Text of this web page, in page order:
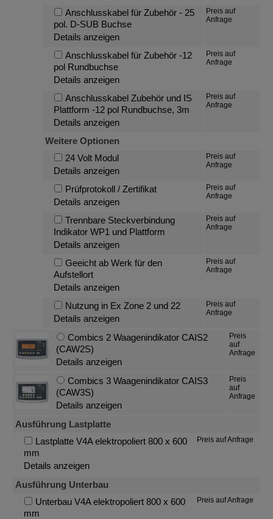
Anschlusskabel für Zubehör - 25
pol. D-SUB Buchse
Details anzeigen
Preis auf
Anfrage
Anschlusskabel für Zubehör -12
pol Rundbuchse
Details anzeigen
Preis auf
Anfrage
Anschlusskabel Zubehör und IS
Plattform -12 pol Rundbuchse, 3m
Details anzeigen
Preis auf
Anfrage
Weitere Optionen
24 Volt Modul
Details anzeigen
Preis auf
Anfrage
Prüfprotokoll / Zertifikat
Details anzeigen
Preis auf
Anfrage
Trennbare Steckverbindung
Indikator WP1 und Plattform
Details anzeigen
Preis auf
Anfrage
Geeicht ab Werk für den
Aufstellort
Details anzeigen
Preis auf
Anfrage
Nutzung in Ex Zone 2 und 22
Details anzeigen
Preis auf
Anfrage
Combics 2 Waagenindikator CAIS2
(CAW2S)
Details anzeigen
Preis
auf
Anfrage
Combics 3 Waagenindikator CAIS3
(CAW3S)
Details anzeigen
Preis
auf
Anfrage
Ausführung Lastplatte
Lastplatte V4A elektropoliert 800 x 600
mm
Details anzeigen
Preis auf Anfrage
Ausführung Unterbau
Unterbau V4A elektropoliert 800 x 600
mm
Preis auf Anfrage